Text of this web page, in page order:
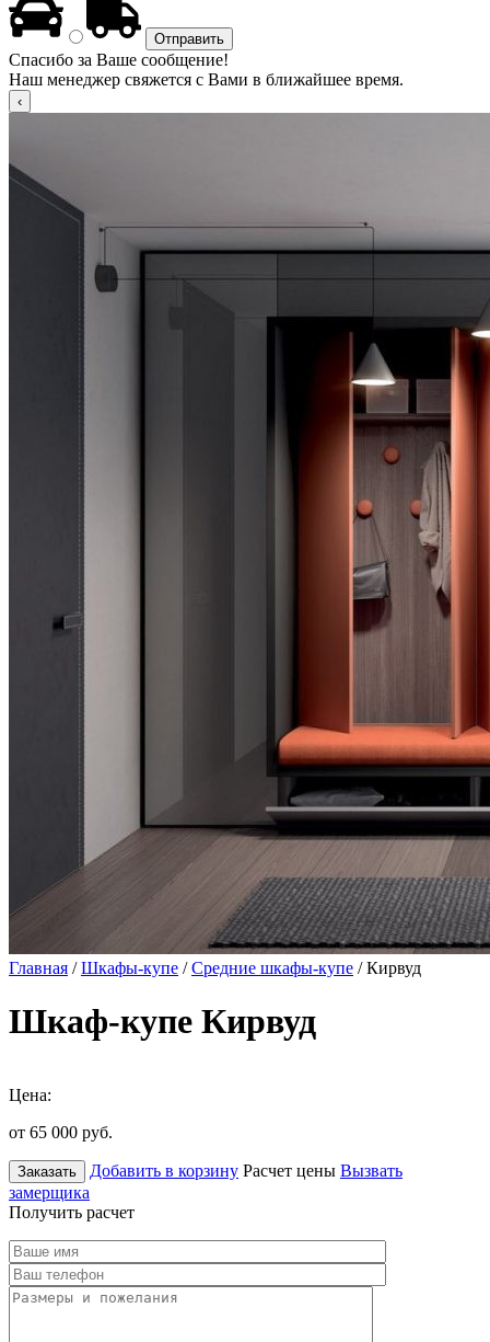
Спасибо за Ваше сообщение!
Наш менеджер свяжется с Вами в ближайшее время.
Главная /Шкафы-купе /Средние шкафы-купе / Кирвуд
Шкаф-купе Кирвуд
Цена:
от 65 000 руб.
Заказать Добавить в корзину Расчет цены Вызвать
замерщика
Получить расчет